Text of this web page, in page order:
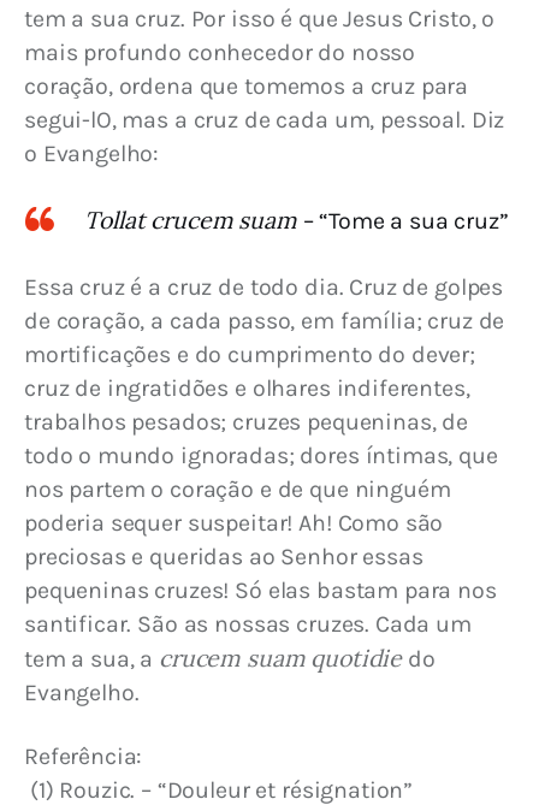
tem a sua cruz. Por isso é que Jesus Cristo, o
mais profundo conhecedor do nosso
coração, ordena que tomemos a cruz para
segui-lO, mas a cruz de cada um, pessoal. Diz
o Evangelho:
Tollat crucem suam– “Tome a sua cruz”
Essa cruz é a cruz de todo dia. Cruz de golpes
de coração, a cada passo, em família; cruz de
mortificações e do cumprimento do dever;
cruz de ingratidões e olhares indiferentes,
trabalhos pesados; cruzes pequeninas, de
todo o mundo ignoradas; dores íntimas, que
nos partem o coração e de que ninguém
poderia sequer suspeitar! Ah! Como são
preciosas e queridas ao Senhor essas
pequeninas cruzes! Só elas bastam para nos
santificar. São as nossas cruzes. Cada um
tem a sua, a crucem suam quotidie do
Evangelho.
Referência:
(1) Rouzic. – “Douleur et résignation”